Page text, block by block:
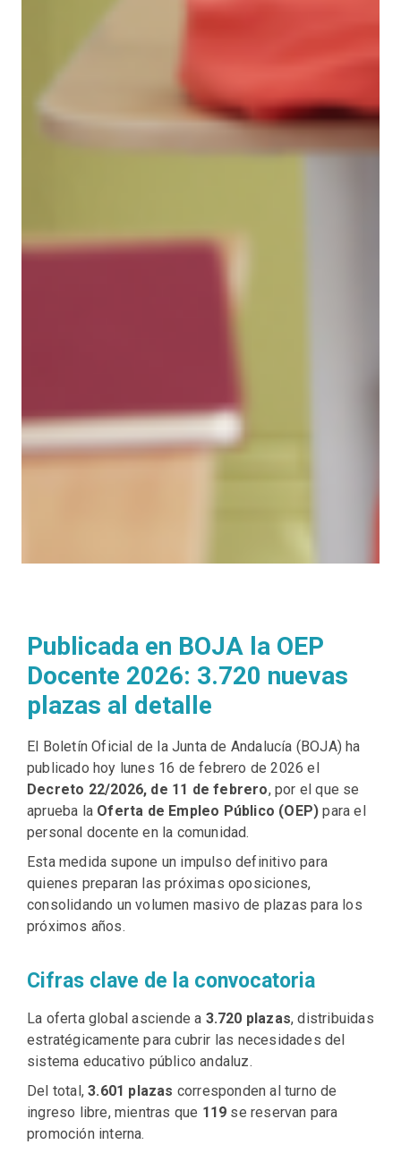
Publicada en BOJA la OEP
Docente 2026: 3.720 nuevas
plazas al detalle
El Boletín Oficial de la Junta de Andalucía (BOJA) ha
publicado hoy lunes 16 de febrero de 2026 el
Decreto 22/2026, de 11 de febrero, por el que se
aprueba la Oferta de Empleo Público (OEP) para el
personal docente en la comunidad.
Esta medida supone un impulso definitivo para
quienes preparan las próximas oposiciones,
consolidando un volumen masivo de plazas para los
próximos años.
Cifras clave de la convocatoria
La oferta global asciende a 3.720 plazas, distribuidas
estratégicamente para cubrir las necesidades del
sistema educativo público andaluz.
Del total,3.601 plazas corresponden al turno de
ingreso libre, mientras que 119 se reservan para
promoción interna.